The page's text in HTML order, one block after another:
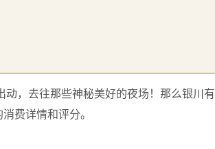
，去往那些神秘美好的夜场！那么银川有
费详情和评分。